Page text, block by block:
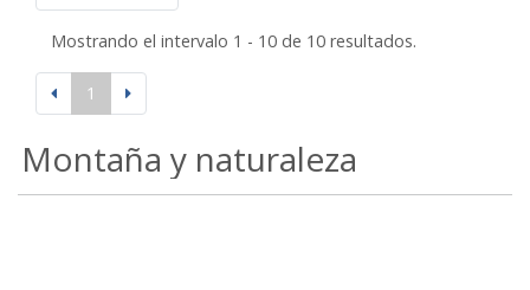
Mostrando el intervalo 1 - 10 de 10 resultados.
1
Montaña y naturaleza